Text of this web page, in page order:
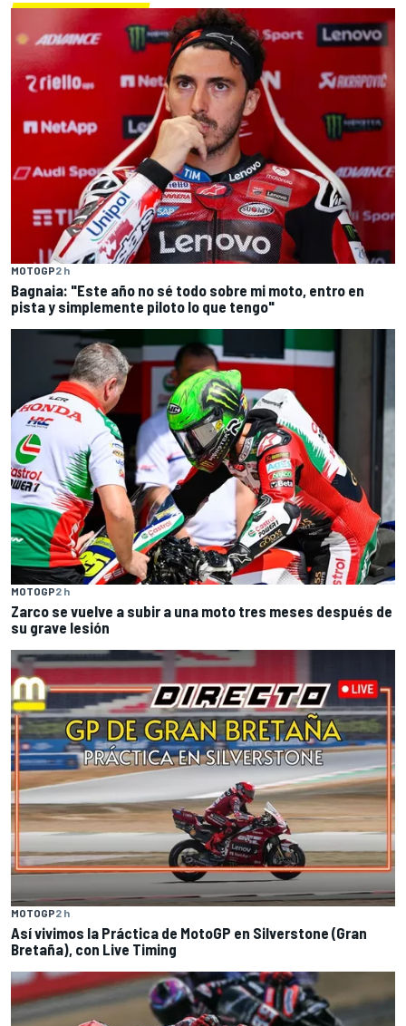
MOTOGP2 h
Bagnaia: "Este año no sé todo sobre mi moto, entro en
pista y simplemente piloto lo que tengo"
MOTOGP2 h
Zarco se vuelve a subir a una moto tres meses después de
su grave lesión
MOTOGP2 h
Así vivimos la Práctica de MotoGP en Silverstone (Gran
Bretaña), con Live Timing